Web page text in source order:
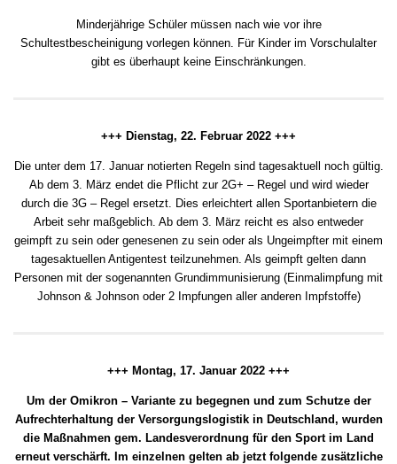
Minderjährige Schüler müssen nach wie vor ihre
Schultestbescheinigung vorlegen können. Für Kinder im Vorschulalter
gibt es überhaupt keine Einschränkungen.
+++ Dienstag, 22. Februar 2022 +++
Die unter dem 17. Januar notierten Regeln sind tagesaktuell noch gültig.
Ab dem 3. März endet die Pflicht zur 2G+ – Regel und wird wieder
durch die 3G – Regel ersetzt. Dies erleichtert allen Sportanbietern die
Arbeit sehr maßgeblich. Ab dem 3. März reicht es also entweder
geimpft zu sein oder genesenen zu sein oder als Ungeimpfter mit einem
tagesaktuellen Antigentest teilzunehmen. Als geimpft gelten dann
Personen mit der sogenannten Grundimmunisierung (Einmalimpfung mit
Johnson & Johnson oder 2 Impfungen aller anderen Impfstoffe)
+++ Montag, 17. Januar 2022 +++
Um der Omikron – Variante zu begegnen und zum Schutze der
Aufrechterhaltung der Versorgungslogistik in Deutschland, wurden
die Maßnahmen gem. Landesverordnung für den Sport im Land
erneut verschärft. Im einzelnen gelten ab jetzt folgende zusätzliche